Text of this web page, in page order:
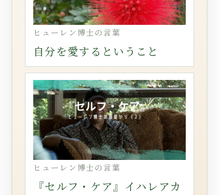
ヒューレン博士の言葉
自分を愛するということ
ヒューレン博士の言葉
『セルフ・ケア』イハレアカ